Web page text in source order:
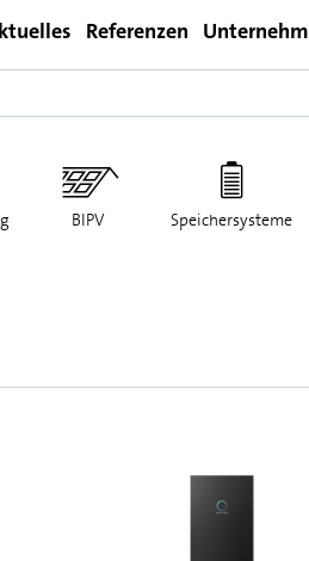
Referenzen
BIPV Speichersysteme